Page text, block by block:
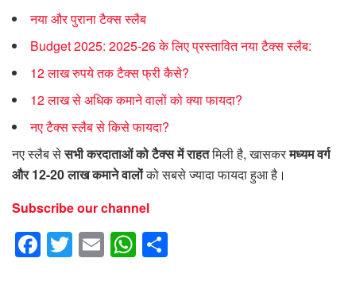
नया और पुराना टैक्स स्लैब
Budget 2025: 2025-26 के लिए प्रस्तावित नया टैक्स स्लैब:
12 लाख रुपये तक टैक्स फ्री कैसे?
12 लाख से अधिक कमाने वालों को क्या फायदा?
नए टैक्स स्लैब से किसे फायदा?
नए स्लैब सेसभी करदाताओं को टैक्स में राहतमिली है, खासकरमध्यम वर्ग
और 12-20 लाख कमाने वालोंको सबसे ज्यादा फायदा हुआ है।
Subscribe our channel
F
a
T
wi
E
m
W
h